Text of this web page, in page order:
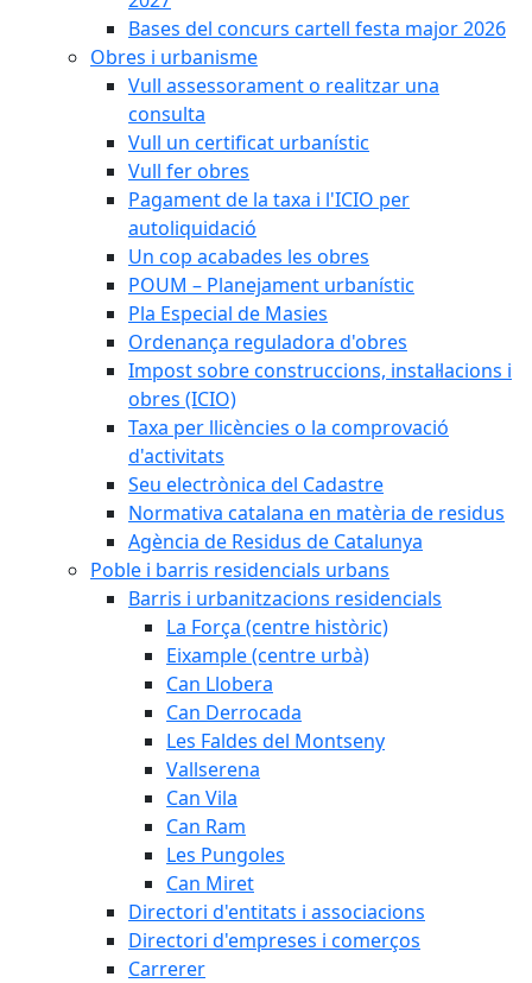
Bases del concurs cartell festa major 2026
Obres i urbanisme
Vull assessorament o realitzar una
consulta
Vull un certificat urbanístic
Vull fer obres
Pagament de la taxa i l'ICIO per
autoliquidació
Un cop acabades les obres
POUM – Planejament urbanístic
Pla Especial de Masies
Ordenança reguladora d'obres
Impost sobre construccions, instal·lacions i
obres (ICIO)
Taxa per llicències o la comprovació
d'activitats
Seu electrònica del Cadastre
Normativa catalana en matèria de residus
Agència de Residus de Catalunya
Poble i barris residencials urbans
Barris i urbanitzacions residencials
La Força (centre històric)
Eixample (centre urbà)
Can Llobera
Can Derrocada
Les Faldes del Montseny
Vallserena
Can Vila
Can Ram
Les Pungoles
Can Miret
Directori d'entitats i associacions
Directori d'empreses i comerços
Carrerer